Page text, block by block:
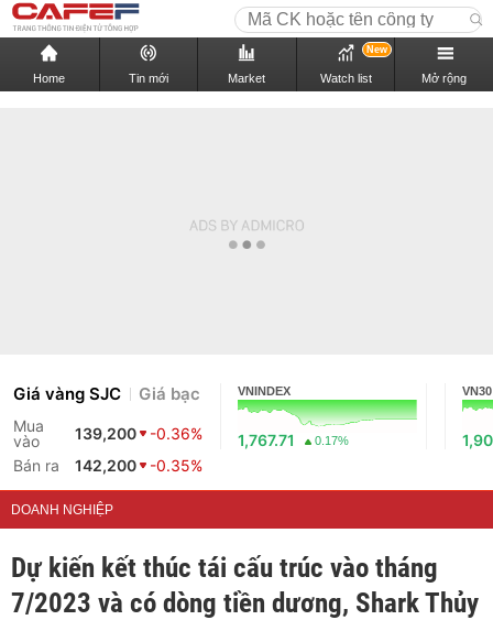
Home Tin mới Market Watch list
New
Mở rộng
Giá vàng SJC Giá bạc
Mua
vào
139,200
-0.36%
Bán ra
142,200 -0.35%
VNINDEX
1,767.71 0.17%
VN30
DOANH NGHIỆP
Dự kiến kết thúc tái cấu trúc vào tháng
7/2023 và có dòng tiền dương, Shark Thủy